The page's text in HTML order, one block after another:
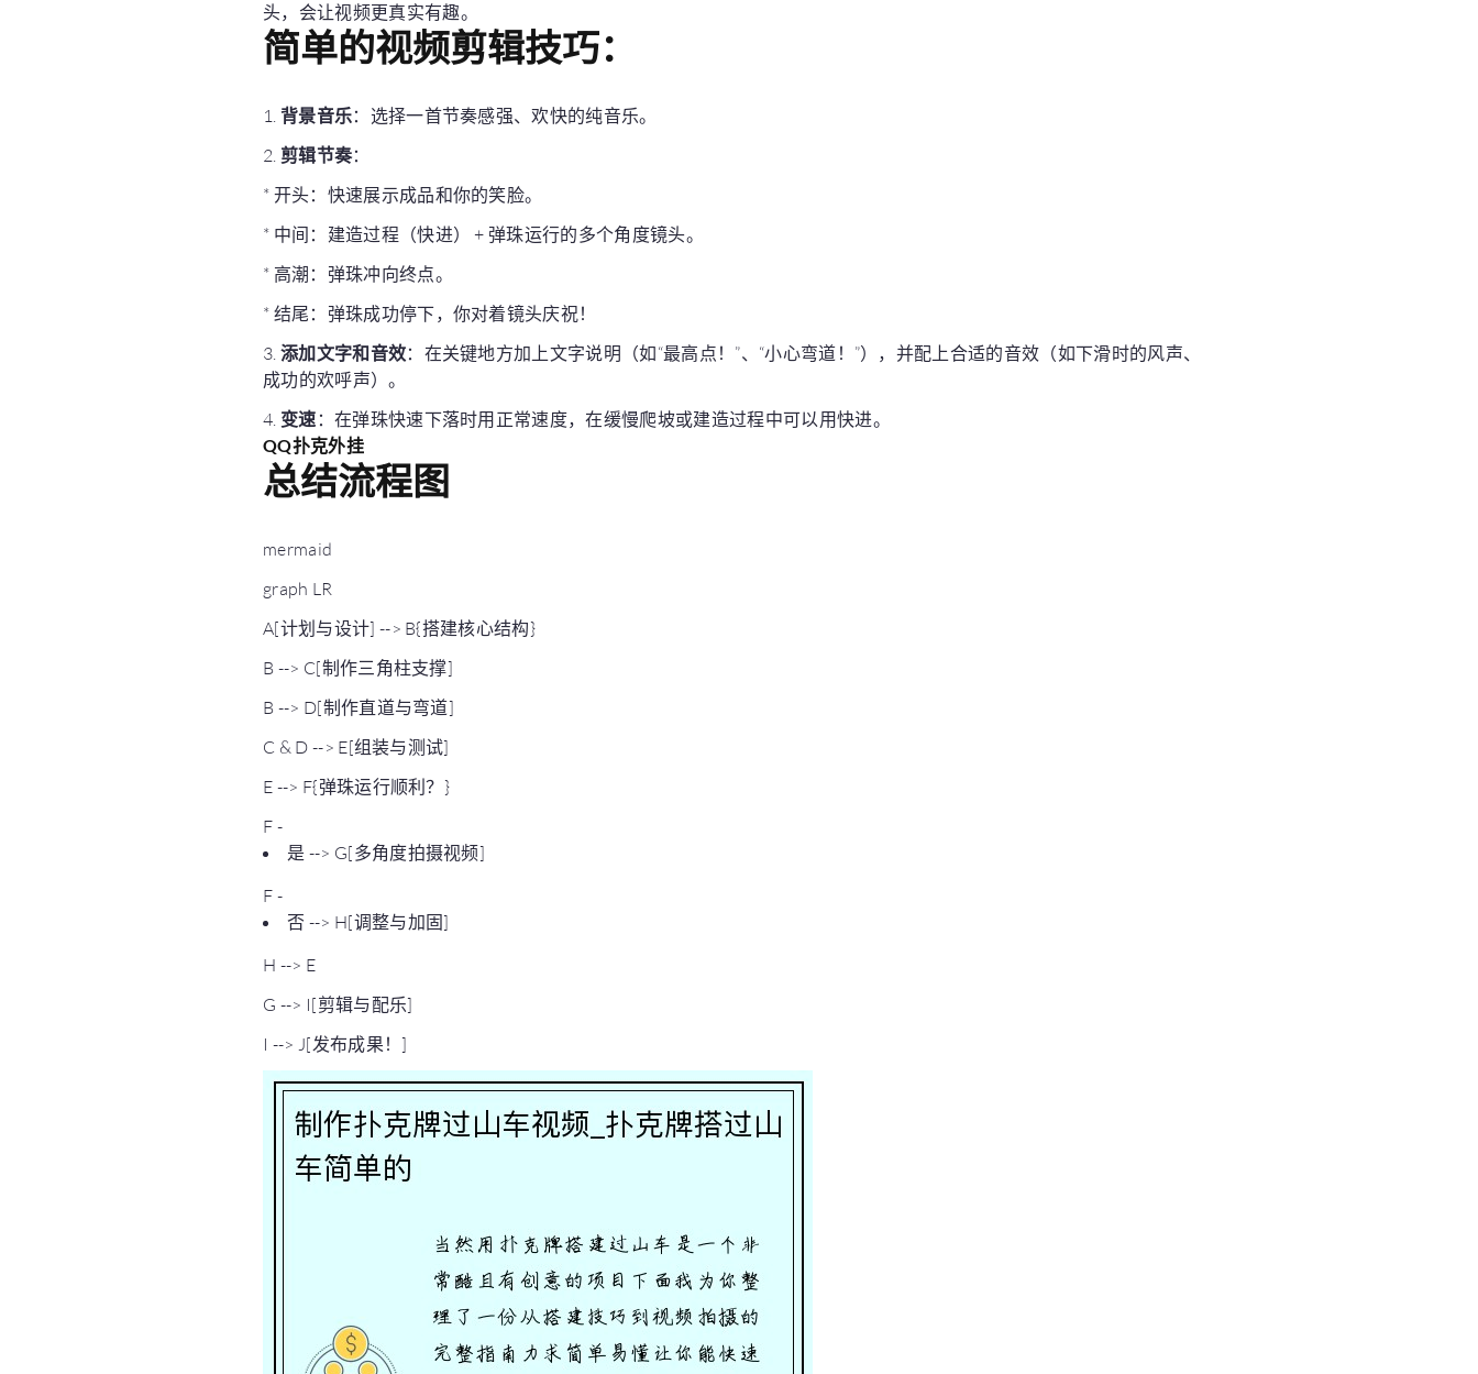
头，会让视频更真实有趣。
简单的视频剪辑技巧：
1. 背景音乐：选择一首节奏感强、欢快的纯音乐。
2. 剪辑节奏：
* 开头：快速展示成品和你的笑脸。
* 中间：建造过程（快进） + 弹珠运行的多个角度镜头。
* 高潮：弹珠冲向终点。
* 结尾：弹珠成功停下，你对着镜头庆祝！
3. 添加文字和音效：在关键地方加上文字说明（如“最高点！”、“小心弯道！”），并配上合适的音效（如下滑时的风声、
成功的欢呼声）。
4. 变速 ：在弹珠快速下落时用正常速度，在缓慢爬坡或建造过程中可以用快进。
QQ扑克外挂
总结流程图
mermaid
graph LR
A[计划与设计] --> B{搭建核心结构}
B --> C[制作三角柱支撑]
B --> D[制作直道与弯道]
C & D --> E[组装与测试]
E --> F{弹珠运行顺利？}
F -
是 --> G[多角度拍摄视频]
F -
否 --> H[调整与加固]
H --> E
G --> I[剪辑与配乐]
I --> J[发布成果！]